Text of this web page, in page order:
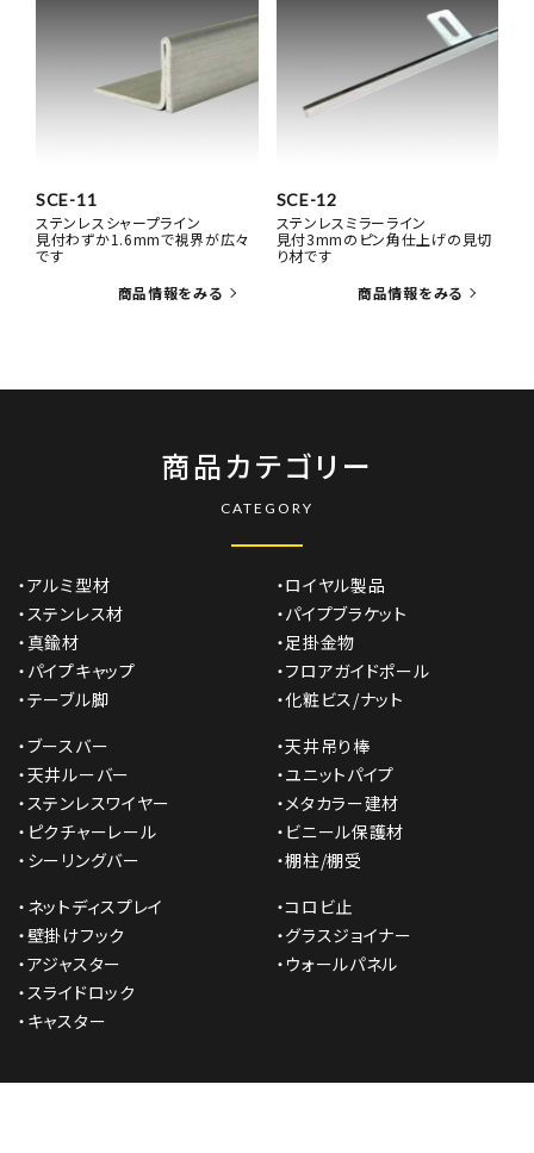
SCE-11
ステンレスシャープライン
見付わずか1.6mmで視界が広々
です
SCE-12
ステンレスミラーライン
見付3mmのピン角仕上げの見切
り材です
商品カテゴリー
CATEGORY
・アルミ型材
・ステンレス材
・真鍮材
・パイプキャップ
・テーブル脚
・ロイヤル製品
・パイプブラケット
・足掛金物
・フロアガイドポール
・化粧ビス/ナット
・ブースバー
・天井ルーバー
・ステンレスワイヤー
・ピクチャーレール
・シーリングバー
・天井吊り棒
・ユニットパイプ
・メタカラー建材
・ビニール保護材
・棚柱/棚受
・ネットディスプレイ
・壁掛けフック
・アジャスター
・スライドロック
・キャスター
・コロビ止
・グラスジョイナー
・ウォールパネル